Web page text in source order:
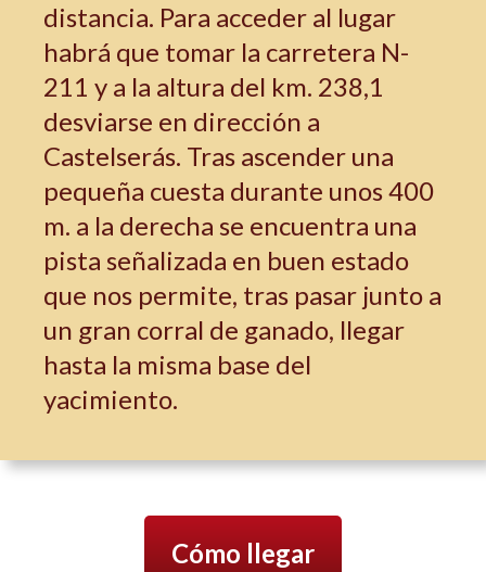
distancia. Para acceder al lugar
habrá que tomar la carretera N-
211 y a la altura del km. 238,1
desviarse en dirección a
Castelserás. Tras ascender una
pequeña cuesta durante unos 400
m. a la derecha se encuentra una
pista señalizada en buen estado
que nos permite, tras pasar junto a
un gran corral de ganado, llegar
hasta la misma base del
yacimiento.
Cómo llegar